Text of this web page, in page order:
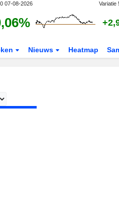
07-08-2026 Variatie
Nieuws Heatmap